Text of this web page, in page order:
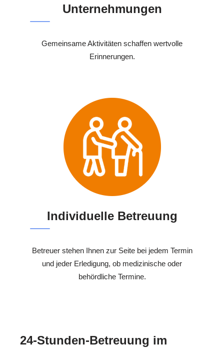
Unternehmungen
Gemeinsame Aktivitäten schaffen wertvolle
Erinnerungen.
Individuelle Betreuung
Betreuer stehen Ihnen zur Seite bei jedem Termin
und jeder Erledigung, ob medizinische oder
behördliche Termine.
24-Stunden-Betreuung im